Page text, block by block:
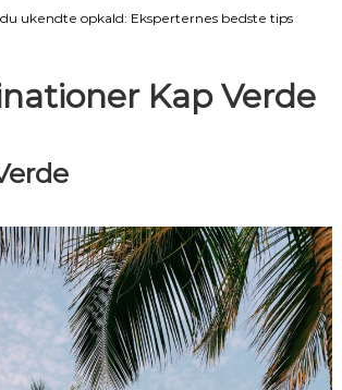
ukendte opkald: Eksperternes bedste tips
Kap Verde